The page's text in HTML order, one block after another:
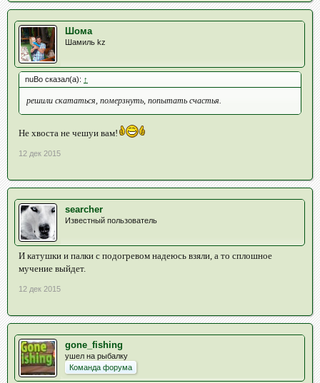
Шома
Шамиль kz
nuBo сказал(а): ↑
решили скататься, померзнуть, попытать счастья.
Не хвоста не чешуи вам!
12 дек 2015
searcher
Известный пользователь
И катушки и палки с подогревом надеюсь взяли, а то сплошное
мучение выйдет.
12 дек 2015
gone_fishing
ушел на рыбалку
Команда форума